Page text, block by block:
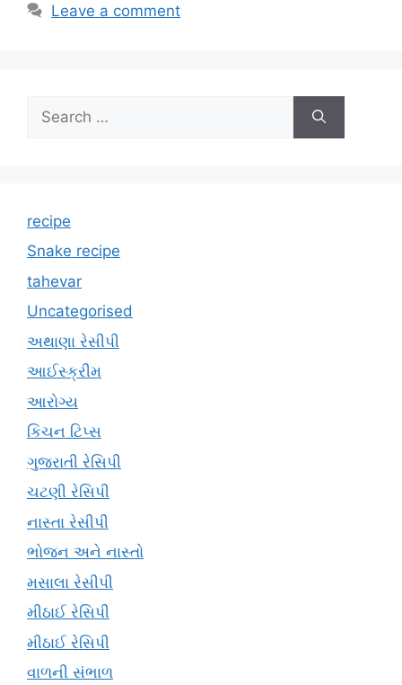
Leave a comment
for:
recipe
Snake recipe
tahevar
Uncategorised
અથાણા રેસીપી
આઈસ્ક્રીમ
આરોગ્ય
કિચન ટિપ્સ
ગુજરાતી રેસિપી
ચટણી રેસિપી
નાસ્તા રેસીપી
ભોજન અને નાસ્તો
મસાલા રેસીપી
મીઠાઈ રેસિપી
મીઠાઈ રેસિપી
વાળની સંભાળ